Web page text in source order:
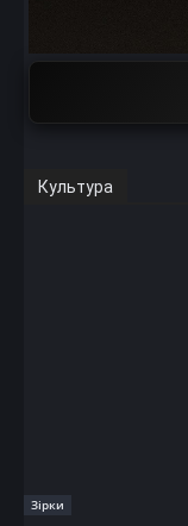
Культура
Зірки